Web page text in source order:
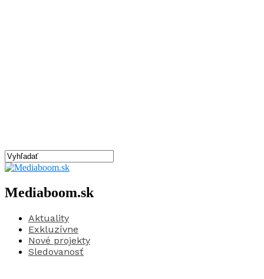
Mediaboom.sk
Aktuality
Exkluzívne
Nové projekty
Sledovanosť